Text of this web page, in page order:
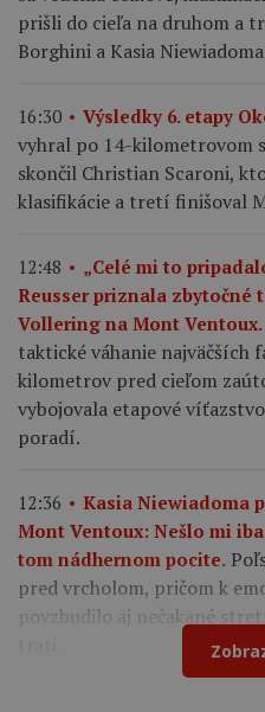
prišli do cieľa na druhom a
Borghini a Kasia
16:30 Výsledky 6. etapy
vyhral po 14-kilometrovom
skončil Christian Scaroni,
klasifikácie a tretí finišoval
12:48
„Celé mi to
Reusser priznala zbytočné
Vollering na Mont Ventoux.
taktické váhanie najväčších
kilometrov pred cieľom
vybojovala etapové
poradí.
12:36
Kasia Niewiadoma
Mont Ventoux: Nešlo mi
tom nádhernom pocite.
pred vrcholom, pričom k
povzbudilo aj nečakané